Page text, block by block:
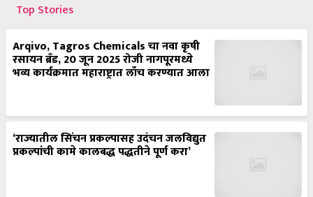
Top Stories
Arqivo, Tagros Chemicals चा नवा कृषी
रसायन ब्रँड, 20 जून 2025 रोजी नागपूरमध्ये
भव्य कार्यक्रमात महाराष्ट्रात लाँच करण्यात आला
‘राज्यातील सिंचन प्रकल्पासह उदंचन जलविद्युत
प्रकल्पांची कामे कालबद्ध पद्धतीने पूर्ण करा’